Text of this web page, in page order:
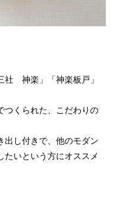
社 神楽」「神楽板戸」
つくられた、こだわりの
出し付きで、他のモダン
たいという方にオススメ